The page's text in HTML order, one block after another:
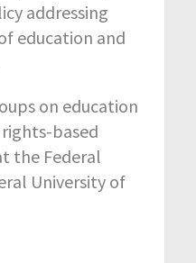
addressing
education and
on education
based
the Federal
University of